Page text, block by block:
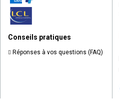
Conseils pratiques
Réponses à vos questions (FAQ)